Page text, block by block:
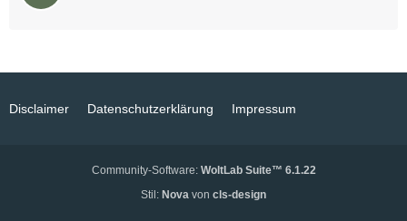
Disclaimer Datenschutzerklärung Impressum
Community-Software: WoltLab Suite™ 6.1.22
Stil: Nova von cls-design